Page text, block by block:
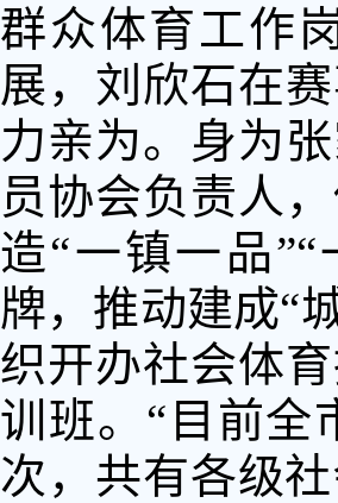
群众体育工作
展，刘欣石在
力亲为。身为
员协会负责人
造“一镇一品
牌，推动建成“
织开办社会体
训班。“目前全
次，共有各级